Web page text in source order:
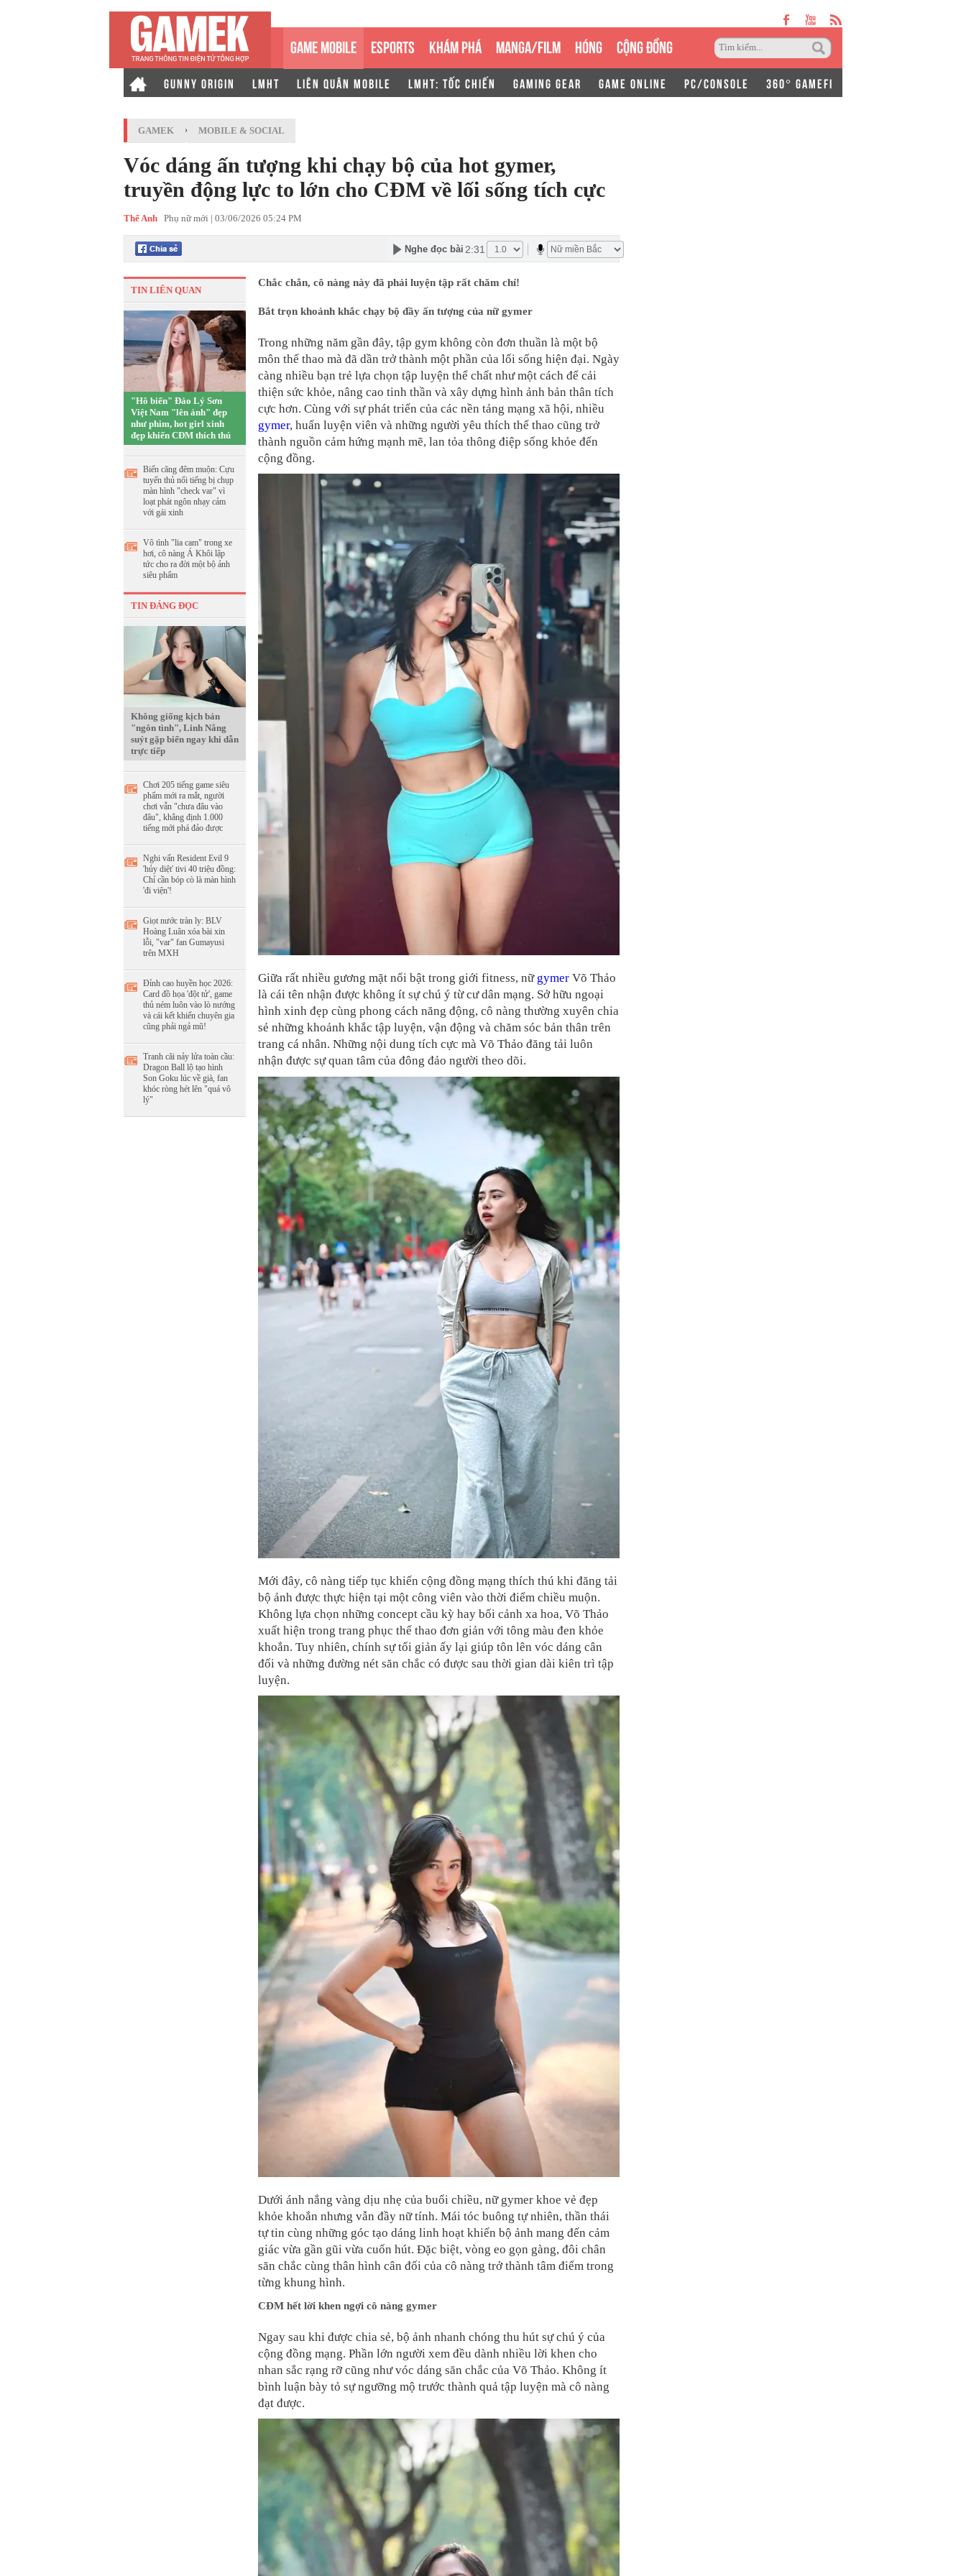
GAME MOBILE ESPORTS KHÁM PHÁ MANGA/FILM HÓNG CỘNG ĐỒNG
GUNNY ORIGIN LMHT LIÊN QUÂN MOBILE LMHT: TỐC CHIẾN GAMING GEAR GAME ONLINE PC/CONSOLE 360° GAMEFI
GAMEK › MOBILE & SOCIAL
Vóc dáng ấn tượng khi chạy bộ của hot gymer,
truyền động lực to lớn cho CĐM về lối sống tích cực
Thế Anh Phụ nữ mới | 03/06/2026 05:24 PM
Nghe đọc bài 2:31
TIN LIÊN QUAN
"Hô biến" Đảo Lý Sơn
Việt Nam "lên ảnh" đẹp
như phim, hot girl xinh
đẹp khiến CĐM thích thú
Biến căng đêm muộn: Cựu
tuyển thủ nổi tiếng bị chụp
màn hình "check var" vì
loạt phát ngôn nhạy cảm
với gái xinh
Vô tình "lia cam" trong xe
hơi, cô nàng Á Khôi lập
tức cho ra đời một bộ ảnh
siêu phẩm
TIN ĐÁNG ĐỌC
Không giống kịch bản
"ngôn tình", Linh Nắng
suýt gặp biến ngay khi dẫn
trực tiếp
Chơi 205 tiếng game siêu
phẩm mới ra mắt, người
chơi vẫn "chưa đâu vào
đâu", khẳng định 1.000
tiếng mới phá đảo được
Nghi vấn Resident Evil 9
'hủy diệt' tivi 40 triệu đồng:
Chỉ cần bóp cò là màn hình
'đi viện'!
Giọt nước tràn ly: BLV
Hoàng Luân xóa bài xin
lỗi, "var" fan Gumayusi
trên MXH
Đỉnh cao huyền học 2026:
Card đồ họa 'đột tử', game
thủ ném luôn vào lò nướng
và cái kết khiến chuyên gia
cũng phải ngả mũ!
Tranh cãi nảy lửa toàn cầu:
Dragon Ball lộ tạo hình
Son Goku lúc về già, fan
khóc ròng hét lên "quá vô
lý"
Chắc chắn, cô nàng này đã phải luyện tập rất chăm chỉ!
Bắt trọn khoảnh khắc chạy bộ đầy ấn tượng của nữ gymer
Trong những năm gần đây, tập gym không còn đơn thuần là một bộ
môn thể thao mà đã dần trở thành một phần của lối sống hiện đại. Ngày
càng nhiều bạn trẻ lựa chọn tập luyện thể chất như một cách để cải
thiện sức khỏe, nâng cao tinh thần và xây dựng hình ảnh bản thân tích
cực hơn. Cùng với sự phát triển của các nền tảng mạng xã hội, nhiều
gymer, huấn luyện viên và những người yêu thích thể thao cũng trở
thành nguồn cảm hứng mạnh mẽ, lan tỏa thông điệp sống khỏe đến
cộng đồng.
Giữa rất nhiều gương mặt nổi bật trong giới fitness, nữ gymer Võ Thảo
là cái tên nhận được không ít sự chú ý từ cư dân mạng. Sở hữu ngoại
hình xinh đẹp cùng phong cách năng động, cô nàng thường xuyên chia
sẻ những khoảnh khắc tập luyện, vận động và chăm sóc bản thân trên
trang cá nhân. Những nội dung tích cực mà Võ Thảo đăng tải luôn
nhận được sự quan tâm của đông đảo người theo dõi.
Mới đây, cô nàng tiếp tục khiến cộng đồng mạng thích thú khi đăng tải
bộ ảnh được thực hiện tại một công viên vào thời điểm chiều muộn.
Không lựa chọn những concept cầu kỳ hay bối cảnh xa hoa, Võ Thảo
xuất hiện trong trang phục thể thao đơn giản với tông màu đen khỏe
khoắn. Tuy nhiên, chính sự tối giản ấy lại giúp tôn lên vóc dáng cân
đối và những đường nét săn chắc có được sau thời gian dài kiên trì tập
luyện.
Dưới ánh nắng vàng dịu nhẹ của buổi chiều, nữ gymer khoe vẻ đẹp
khỏe khoắn nhưng vẫn đầy nữ tính. Mái tóc buông tự nhiên, thần thái
tự tin cùng những góc tạo dáng linh hoạt khiến bộ ảnh mang đến cảm
giác vừa gần gũi vừa cuốn hút. Đặc biệt, vòng eo gọn gàng, đôi chân
săn chắc cùng thân hình cân đối của cô nàng trở thành tâm điểm trong
từng khung hình.
CĐM hết lời khen ngợi cô nàng gymer
Ngay sau khi được chia sẻ, bộ ảnh nhanh chóng thu hút sự chú ý của
cộng đồng mạng. Phần lớn người xem đều dành nhiều lời khen cho
nhan sắc rạng rỡ cũng như vóc dáng săn chắc của Võ Thảo. Không ít
bình luận bày tỏ sự ngưỡng mộ trước thành quả tập luyện mà cô nàng
đạt được.